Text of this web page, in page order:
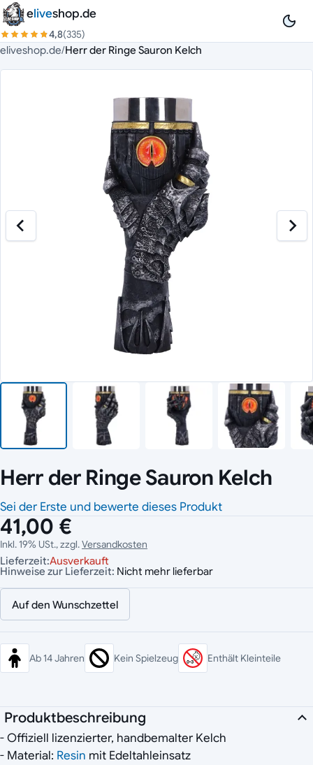
Zum Inhalt springen
eliveshop.de
4,8(335)
eliveshop.de/Herr der Ringe Sauron Kelch
Herr der Ringe Sauron Kelch
Sei der Erste und bewerte dieses Produkt
41,00 €
Inkl. 19% USt., zzgl.Versandkosten
Lieferzeit:Ausverkauft
Hinweise zur Lieferzeit: Nicht mehr lieferbar
Auf den Wunschzettel
Ab 14 Jahren Kein Spielzeug Enthält Kleinteile
Produktbeschreibung
- Offiziell lizenzierter, handbemalter Kelch
- Material: Resin mit Edeltahleinsatz